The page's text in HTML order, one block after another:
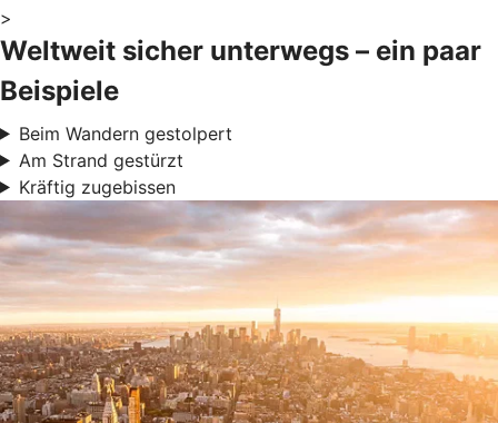
>
Weltweit sicher unterwegs – ein paar
Beispiele
Beim Wandern gestolpert
Am Strand gestürzt
Kräftig zugebissen